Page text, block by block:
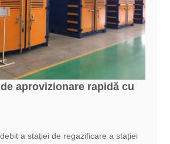
aprovizionare rapidă cu
a stației de regazificare a stației